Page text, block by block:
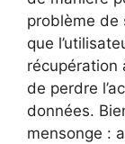
problème de
que
récupération
de perdre
données.
mensonge :